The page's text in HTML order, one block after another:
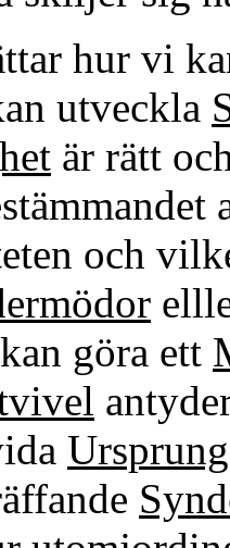
hur vi
utveckla
är rätt
och
göra ett